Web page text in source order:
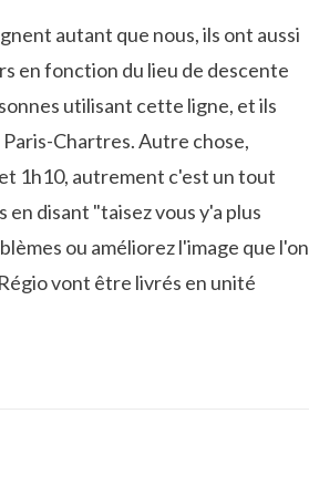
autant que nous, ils ont aussi
en fonction du lieu de descente
utilisant cette ligne, et ils
Chartres. Autre chose,
1h10, autrement c'est un tout
en disant "taisez vous y'a plus
ou améliorez l'image que l'on
vont être livrés en unité